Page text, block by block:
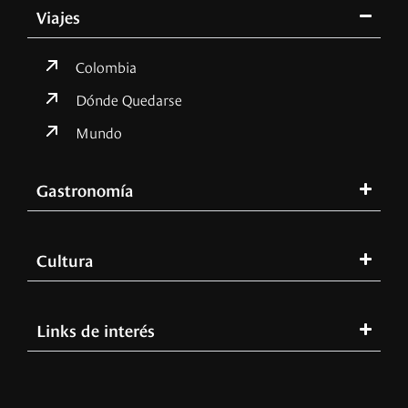
Viajes
Colombia
Dónde Quedarse
Mundo
Gastronomía
Cultura
Links de interés